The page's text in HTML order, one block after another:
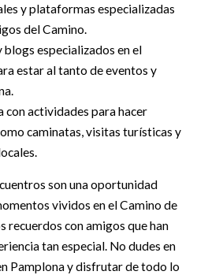
y plataformas especializadas
del Camino.
especializados en el
estar al tanto de eventos y
con actividades para hacer
caminatas, visitas turísticas y
son una oportunidad
vividos en el Camino de
recuerdos con amigos que han
tan especial. No dudes en
Pamplona y disfrutar de todo lo